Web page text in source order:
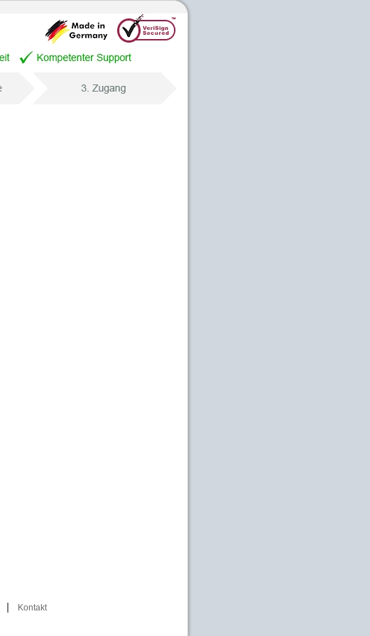
Kontakt